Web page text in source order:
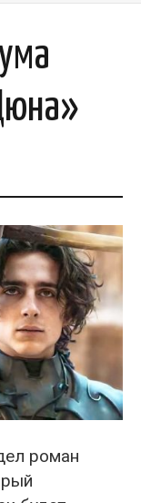
роман